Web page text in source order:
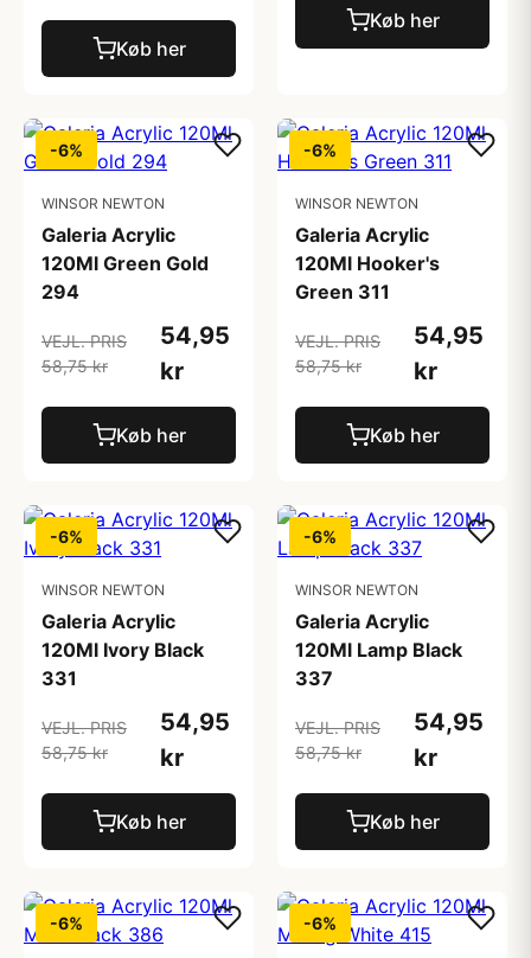
Køb her
Køb her
-6%
WINSOR NEWTON
Galeria Acrylic
120Ml Green Gold
294
VEJL. PRIS
58,75 kr
54,95
kr
Køb her
-6%
WINSOR NEWTON
Galeria Acrylic
120Ml Hooker's
Green 311
VEJL. PRIS
58,75 kr
54,95
kr
Køb her
-6%
WINSOR NEWTON
Galeria Acrylic
120Ml Ivory Black
331
VEJL. PRIS
58,75 kr
54,95
kr
Køb her
-6%
WINSOR NEWTON
Galeria Acrylic
120Ml Lamp Black
337
VEJL. PRIS
58,75 kr
54,95
kr
Køb her
-6% -6%